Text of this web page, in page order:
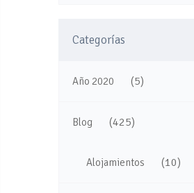
Categorías
Año 2020 (5)
Blog (425)
Alojamientos (10)